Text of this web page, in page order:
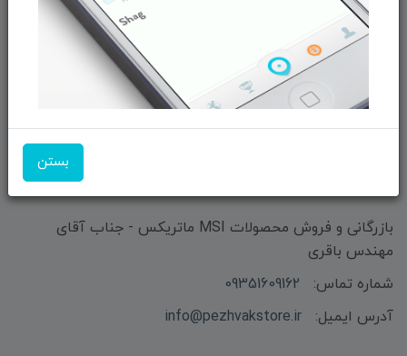
بستن
از تخفیف‌ها و جدیدترین‌های فروشگاه ما باخبر شوید:
ما را در شبکه‌های اجتماعی دنبال کنید:
بازرگانی و فروش محصولات MSI ماتریکس - جناب آقای
مهندس باقری
شماره تماس:
09351609162
آدرس ایمیل:
info@pezhvakstore.ir